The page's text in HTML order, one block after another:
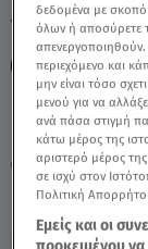
Κυριακή 9
29.12.23, 23:22
Πηγή: Δελτίο ειδήσεων
TAGS:
ΧΡΙΣΤΟΥΓΕΝΝΑ
δεδομένα με
όλων ή αποσύρετε
απενεργοποιηθούν.
περιεχόμενο και
μην είναι τόσο
μενού για να
ανά πάσα στιγμή
κάτω μέρος της
αριστερό μέρος
σε ισχύ στον
Πολιτική
Εμείς και οι